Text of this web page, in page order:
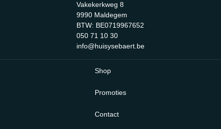
Vakekerkweg 8
9990 Maldegem
BTW: BE0719967652
050 71 10 30
info@huisysebaert.be
Shop
Promoties
Contact